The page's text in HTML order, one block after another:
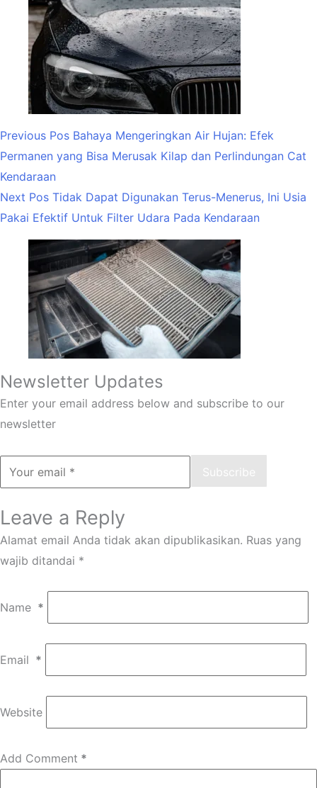
Previous Pos Bahaya Mengeringkan Air Hujan: Efek
Permanen yang Bisa Merusak Kilap dan Perlindungan Cat
Kendaraan
Next Pos Tidak Dapat Digunakan Terus-Menerus, Ini Usia
Pakai Efektif Untuk Filter Udara Pada Kendaraan
Newsletter Updates
Enter your email address below and subscribe to our
newsletter
Subscribe
Leave a Reply
Alamat email Anda tidak akan dipublikasikan. Ruas yang
wajib ditandai *
Name *
Email *
Website
Add Comment *